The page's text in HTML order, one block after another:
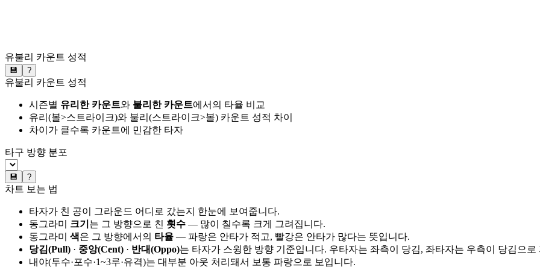
유불리 카운트 성적
💾 ?
유불리 카운트 성적
시즌별 유리한 카운트와 불리한 카운트에서의 타율 비교
유리(볼>스트라이크)와 불리(스트라이크>볼) 카운트 성적 차이
차이가 클수록 카운트에 민감한 타자
타구 방향 분포
💾 ?
차트 보는 법
타자가 친 공이 그라운드 어디로 갔는지 한눈에 보여줍니다.
동그라미 크기 는 그 방향으로 친 횟수 — 많이 칠수록 크게 그려집니다.
동그라미 색은 그 방향에서의 타율 — 파랑은 안타가 적고, 빨강은 안타가 많다는 뜻입니다.
당김(Pull) · 중앙(Cent) · 반대(Oppo)는 타자가 스윙한 방향 기준입니다. 우타자는 좌측이 당김, 좌타자는 우측이 당김으로
내야(투수·포수·1~3루·유격)는 대부분 아웃 처리돼서 보통 파랑으로 보입니다.